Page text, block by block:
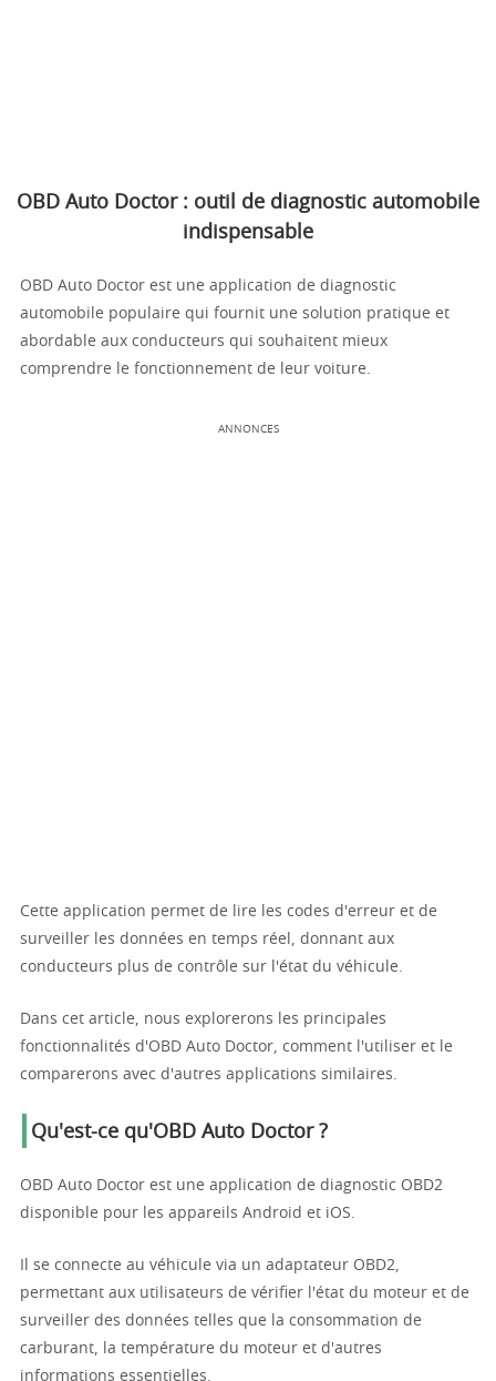
OBD Auto Doctor : outil de diagnostic automobile
indispensable
OBD Auto Doctor est une application de diagnostic
automobile populaire qui fournit une solution pratique et
abordable aux conducteurs qui souhaitent mieux
comprendre le fonctionnement de leur voiture.
ANNONCES
Cette application permet de lire les codes d'erreur et de
surveiller les données en temps réel, donnant aux
conducteurs plus de contrôle sur l'état du véhicule.
Dans cet article, nous explorerons les principales
fonctionnalités d'OBD Auto Doctor, comment l'utiliser et le
comparerons avec d'autres applications similaires.
Qu'est-ce qu'OBD Auto Doctor ?
OBD Auto Doctor est une application de diagnostic OBD2
disponible pour les appareils Android et iOS.
Il se connecte au véhicule via un adaptateur OBD2,
permettant aux utilisateurs de vérifier l'état du moteur et de
surveiller des données telles que la consommation de
carburant, la température du moteur et d'autres
informations essentielles.